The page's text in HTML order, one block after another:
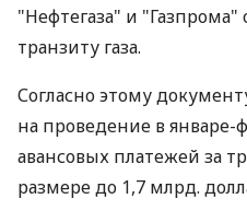
"Нефтегаза" и "Газпрома"
транзиту газа.
Согласно этому
на проведение в январе-
авансовых платежей за
размере до 1,7 млрд.